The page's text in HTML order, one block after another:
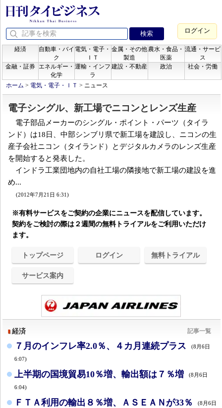
ログイン
経済
自動車・バイ
ク
電気・電子・
ＩＴ
金属・その他
製造
農水・食品・
医薬
流通・サービ
ス
金融・証券
エネルギー・
化学
運輸・インフ
ラ
建設・不動産 政治 社会・労働
ホーム > 電気・電子・ＩＴ > ニュース
電子シングル、新工場でニコンとレンズ生産
電子部品メーカーのシングル・ポイント・パーツ（タイラ
ンド）は18日、中部シンブリ県で新工場を建設し、ニコンの生
産子会社ニコン（タイランド）とデジタルカメラのレンズ生産
を開始すると発表した。
インドラ工業団地内の自社工場の隣接地で新工場の建設を進
め...
(2012年7月21日 6:31)
※有料サービスをご契約の企業にニュースを配信しています。
契約をご検討の際は２週間の無料トライアルをご利用いただけ
ます。
トップページ ログイン 無料トライアル
サービス案内
経済 記事一覧
７月のインフレ率2.0％、４カ月連続プラス (8月6日
6:07)
上半期の国境貿易10％増、輸出額は７％増 (8月6日
6:04)
ＦＴＡ利用の輸出８％増、ＡＳＥＡＮが33％ (8月6日